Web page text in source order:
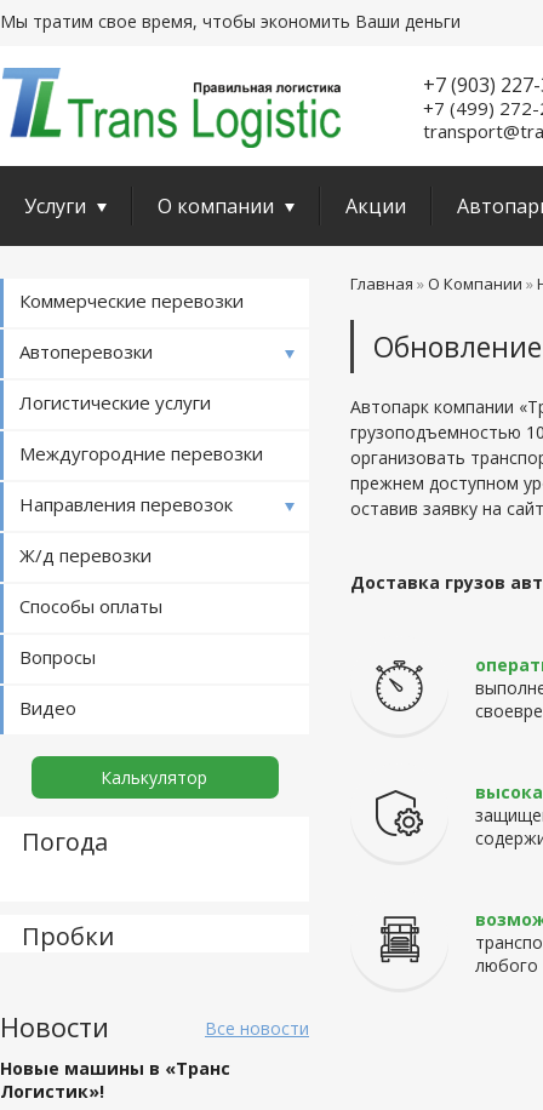
Мы тратим свое время, чтобы экономить Ваши деньги
+7 (903)
+7 (499)
Услуги О компании Акции
Коммерческие перевозки
Автоперевозки
Логистические услуги
Междугородние перевозки
Направления перевозок
Ж/д перевозки
Способы оплаты
Вопросы
Видео
Калькулятор
Погода
Пробки
Все новости
Новости
Новые машины в «Транс
Логистик»!
Главная О Компании
Автопарк компании
грузоподъемностью
организовать
прежнем доступном
оставив заявку на
Доставка грузов
любого